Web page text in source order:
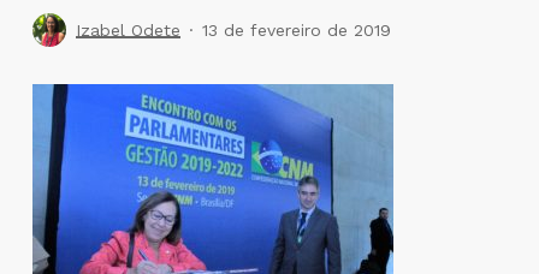
Izabel Odete 13 de fevereiro de 2019